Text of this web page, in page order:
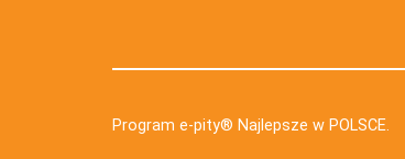
Program e-pity® Najlepsze w POLSCE.